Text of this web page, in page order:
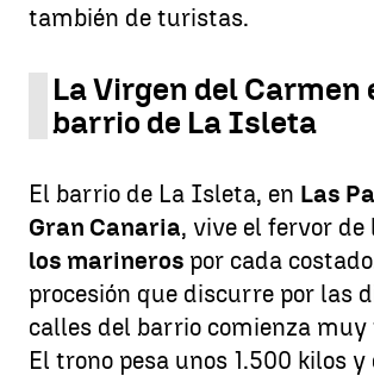
también de turistas.
La Virgen del Carmen
barrio de La Isleta
El barrio de La Isleta, en Las
Gran Canaria, vive el fervor de
los marineros por cada
procesión que discurre por las
calles del barrio comienza muy
El trono pesa unos 1.500 kilos y